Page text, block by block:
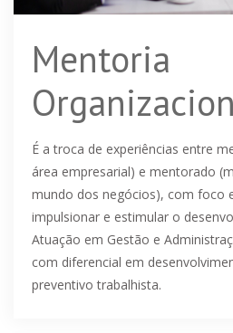
Mentoria
É a troca de experiências entre
área empresarial) e mentorado
mundo dos negócios), com foco
impulsionar e estimular o
Atuação em Gestão e
com diferencial em